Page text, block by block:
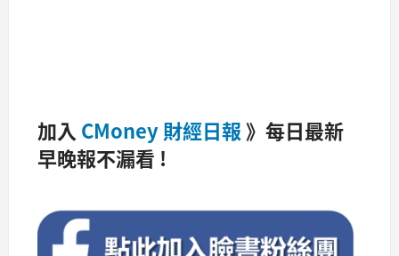
加入 CMoney 財經日報》每日最新
早晚報不漏看 !